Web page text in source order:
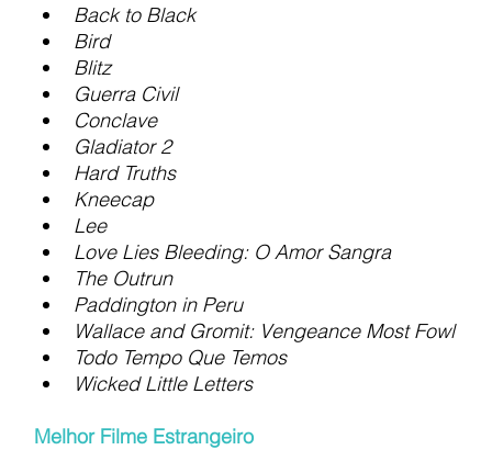
Back to Black
Bird
Blitz
Guerra Civil
Conclave
Gladiator 2
Hard Truths
Kneecap
Lee
Love Lies Bleeding: O Amor Sangra
The Outrun
Paddington in Peru
Wallace and Gromit: Vengeance Most Fowl
Todo Tempo Que Temos
Wicked Little Letters
Melhor Filme Estrangeiro